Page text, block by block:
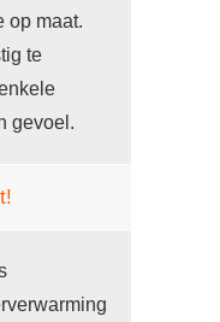
op maat.
te
gevoel.